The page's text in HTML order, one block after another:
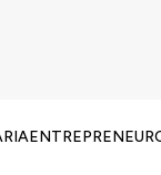
ENTREPRENEUR